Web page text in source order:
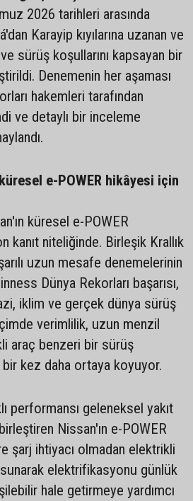
2026 tarihleri arasında
Karayip kıyılarına uzanan ve
sürüş koşullarını kapsayan bir
Denemenin her aşaması
hakemleri tarafından
ve detaylı bir inceleme
e-POWER hikâyesi için
küresel e-POWER
kanıt niteliğinde. Birleşik Krallık
uzun mesafe denemelerinin
Dünya Rekorları başarısı,
iklim ve gerçek dünya sürüş
verimlilik, uzun menzil
araç benzeri bir sürüş
kez daha ortaya koyuyor.
performansı geleneksel yakıt
Nissan'ın e-POWER
şarj ihtiyacı olmadan elektrikli
sunarak elektrifikasyonu günlük
hale getirmeye yardımcı